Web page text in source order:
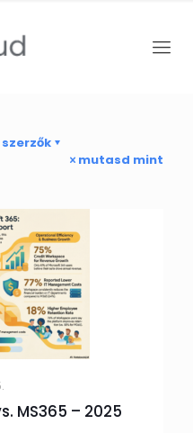
szerzők
mutasd mint
MS365 – 2025